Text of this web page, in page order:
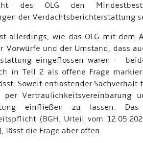
des OLG den
der Verdachtsberichterstattung
allerdings, wie das OLG mit dem
Vorwürfe und der Umstand, dass
eingeflossen waren —
in Teil 2 als offene Frage
Soweit entlastender
per Vertraulichkeitsvereinbarung
einfließen zu lassen.
(BGH, Urteil vom
), lässt die Frage aber offen.